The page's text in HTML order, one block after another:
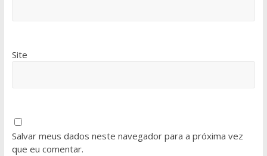
Site
Salvar meus dados neste navegador para a próxima vez
que eu comentar.